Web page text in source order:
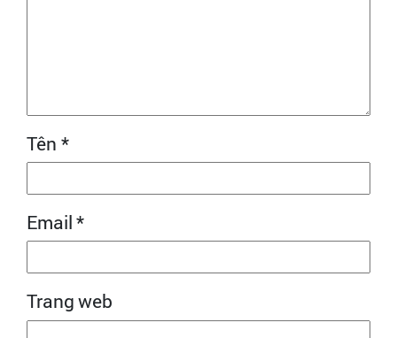
Tên *
Email*
Trang web